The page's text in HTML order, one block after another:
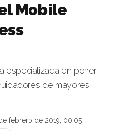
Mobile
especializada en poner
de mayores
febrero de 2019, 00:05